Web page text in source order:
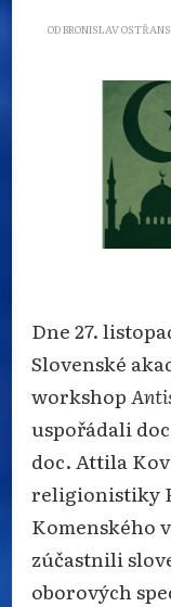
ODBRONISLAV
Dne 27.
Slovenské
workshop
uspořádali
doc. Attila
religionistiky
Komenského
zúčastnili
oborových